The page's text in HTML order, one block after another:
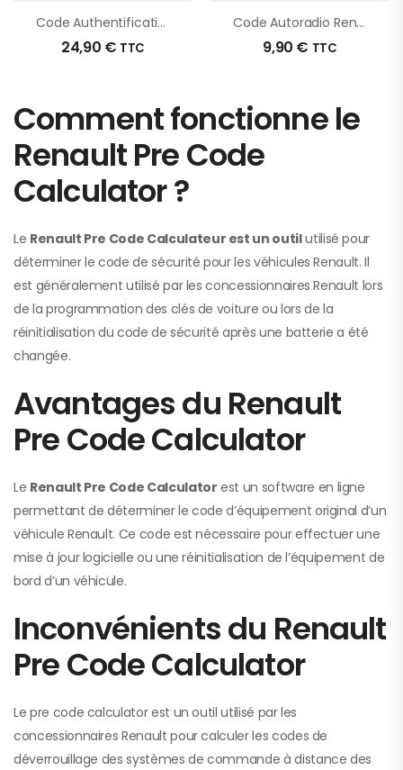
Code Authentification Renault Twingo
24,90 € TTC
Code Autoradio Renault Wind
9,90 € TTC
Comment fonctionne le
Renault Pre Code
Calculator ?
Le Renault Pre Code Calculateur est un outilutilisé pour
déterminer le code de sécurité pour les véhicules Renault. Il
est généralement utilisé par les concessionnaires Renault lors
de la programmation des clés de voiture ou lors de la
réinitialisation du code de sécurité après une batterie a été
changée.
Avantages du Renault
Pre Code Calculator
Le Renault Pre Code Calculator est un software en ligne
permettant de déterminer le code d’équipement original d’un
véhicule Renault. Ce code est nécessaire pour effectuer une
mise à jour logicielle ou une réinitialisation de l’équipement de
bord d’un véhicule.
Inconvénients du Renault
Pre Code Calculator
Le pre code calculator est un outil utilisé par les
concessionnaires Renault pour calculer les codes de
déverrouillage des systèmes de commande à distance des